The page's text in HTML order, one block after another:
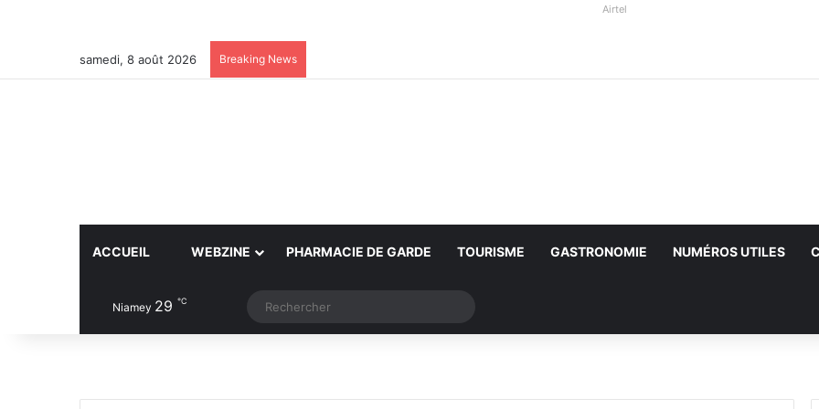
Airtel
samedi, 8 août 2026 Breaking News
ACCUEIL WEBZINE PHARMACIE DE GARDE TOURISME GASTRONOMIE NUMÉROS UTILES
Niamey 29 ℃ Article Aléatoire
Switch skin